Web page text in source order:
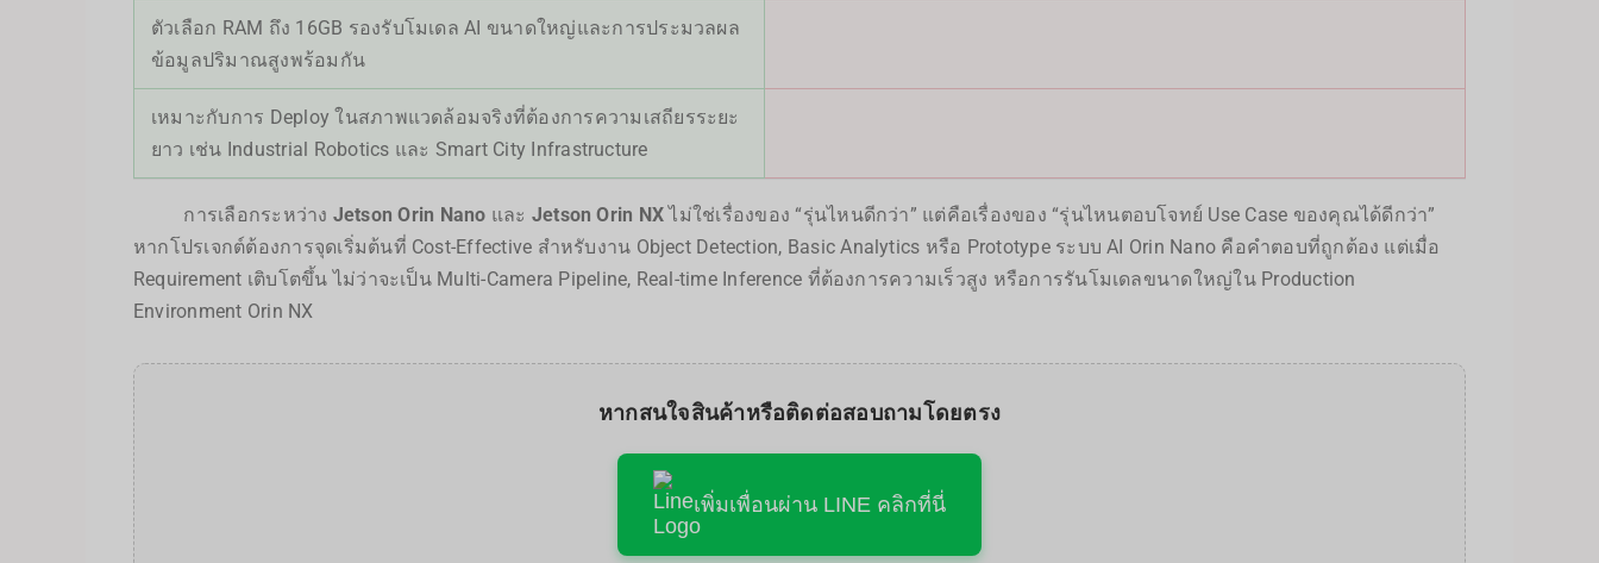
ตัวเลือก RAM ถึง 16GB รองรับโมเดล AI ขนาดใหญ่และการประมวลผล
ข้อมูลปริมาณสูงพร้อมกัน
เหมาะกับการ Deploy ในสภาพแวดล้อมจริงที่ต้องการความเสถียรระยะ
ยาว เช่น Industrial Robotics และ Smart City Infrastructure
การเลือกระหว่าง Jetson Orin Nano และ Jetson Orin NXไม่ใช่เรื่องของ “รุ่นไหนดีกว่า” แต่คือเรื่องของ “รุ่นไหนตอบโจทย์ Use Case ของคุณได้ดีกว่า”
หากโปรเจกต์ต้องการจุดเริ่มต้นที่ Cost-Effective สำหรับงาน Object Detection, Basic Analytics หรือ Prototype ระบบ AI Orin Nano คือคำตอบที่ถูกต้อง แต่เมื่อ
Requirement เติบโตขึ้น ไม่ว่าจะเป็น Multi-Camera Pipeline, Real-time Inference ที่ต้องการความเร็วสูง หรือการรันโมเดลขนาดใหญ่ใน Production
Environment Orin NX
หากสนใจสินค้าหรือติดต่อสอบถามโดยตรง
เพิ่มเพื่อนผ่าน LINE คลิกที่นี่